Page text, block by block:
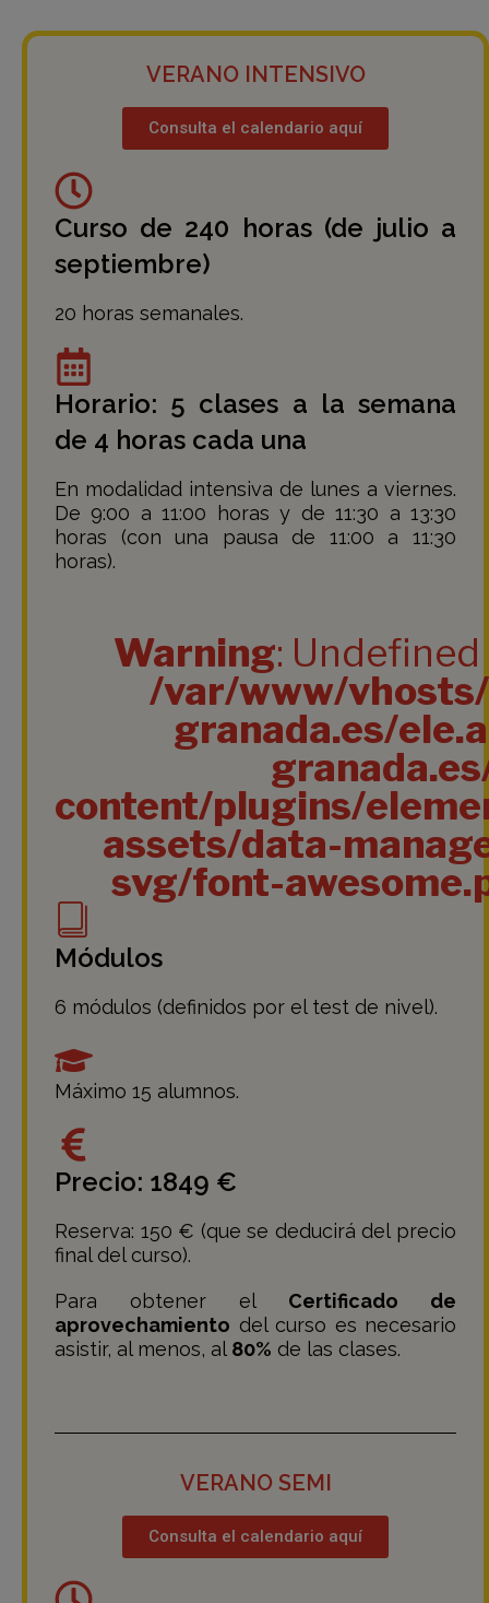
VERANO INTENSIVO
Consulta el calendario aquí
Curso de 240 horas (de julio a
septiembre)
20 horas semanales.
Horario: 5 clases a la semana
de 4 horas cada una
En modalidad intensiva de lunes a viernes.
De 9:00 a 11:00 horas y de 11:30 a 13:30
horas (con una pausa de 11:00 a 11:30
horas).
Warning:
/var/www/
granada.es/
content/plugins/
assets/data-
svg/font-
Módulos
6 módulos (definidos por el test de nivel).
Máximo 15 alumnos.
Precio: 1849 €
Reserva: 150 € (que se deducirá del precio
final del curso).
Para obtener el Certificado de
aprovechamiento del curso es necesario
asistir, al menos, al 80% de las clases.
VERANO SEMI
Consulta el calendario aquí